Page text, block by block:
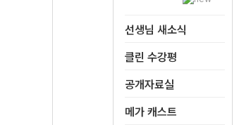
선생님 새소식
클린 수강평
공개자료실
메가 캐스트